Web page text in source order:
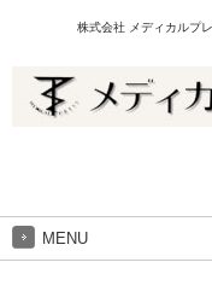
株式会社 メディカルプ
MENU